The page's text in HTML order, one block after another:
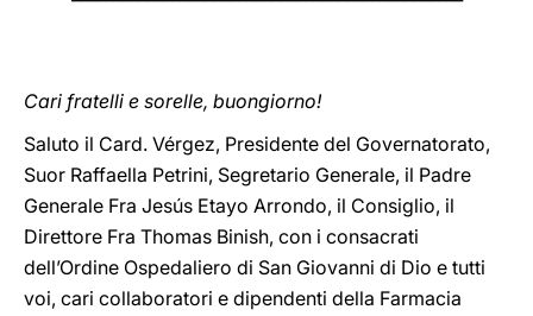
Cari fratelli e sorelle, buongiorno!
Saluto il Card. Vérgez, Presidente del Governatorato,
Suor Raffaella Petrini, Segretario Generale, il Padre
Generale Fra Jesús Etayo Arrondo, il Consiglio, il
Direttore Fra Thomas Binish, con i consacrati
dell’Ordine Ospedaliero di San Giovanni di Dio e tutti
voi, cari collaboratori e dipendenti della Farmacia